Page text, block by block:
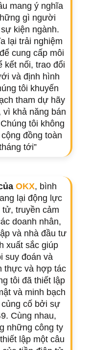
mang ý nghĩa
gì người
kiện ngành.
lại trải nghiệm
cung cấp môi
kết nối, trao đổi
và định hình
tôi khuyến
tham dự hãy
vì khả năng bán
tôi không
đồng toàn
tới”
OKX, bình
lại động lực
truyền cảm
doanh nhân,
và nhà đầu tư
xuất sắc giúp
suy đoán và
thực và hợp tác
tôi đã thiết lập
và minh bạch
cố bởi sự
Cùng nhau,
những công ty
lập một câu